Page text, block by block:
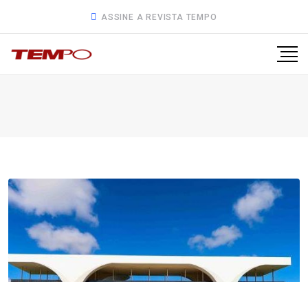
ASSINE A REVISTA TEMPO